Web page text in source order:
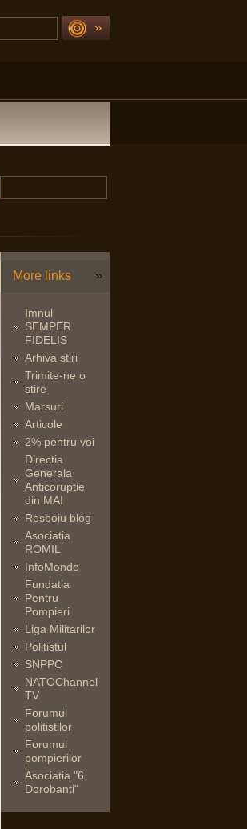
More links
Imnul
SEMPER
FIDELIS
Arhiva stiri
Trimite-ne o
stire
Marsuri
Articole
2% pentru voi
Directia
Generala
Anticoruptie
din MAI
Resboiu blog
Asociatia
ROMIL
InfoMondo
Fundatia
Pentru
Pompieri
Liga Militarilor
Politistul
SNPPC
NATOChannel
TV
Forumul
politistilor
Forumul
pompierilor
Asociatia "6
Dorobanti"